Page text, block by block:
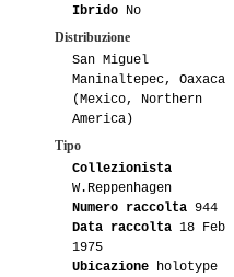
Ibrido No
Distribuzione
San Miguel
Maninaltepec, Oaxaca
(Mexico, Northern
America)
Tipo
Collezionista
W.Reppenhagen
Numero raccolta 944
Data raccolta 18 Feb
1975
Ubicazione holotype